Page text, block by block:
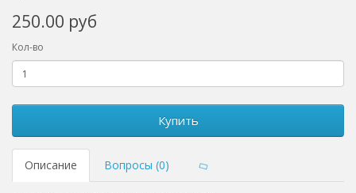
250.00 руб
Кол-во
Купить
Описание Вопросы (0)